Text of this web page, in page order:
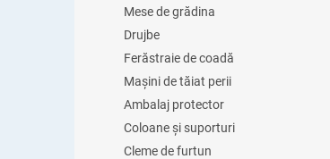
Mese de grădina
Drujbe
Ferăstraie de coadă
Mașini de tăiat perii
Ambalaj protector
Coloane și suporturi
Cleme de furtun